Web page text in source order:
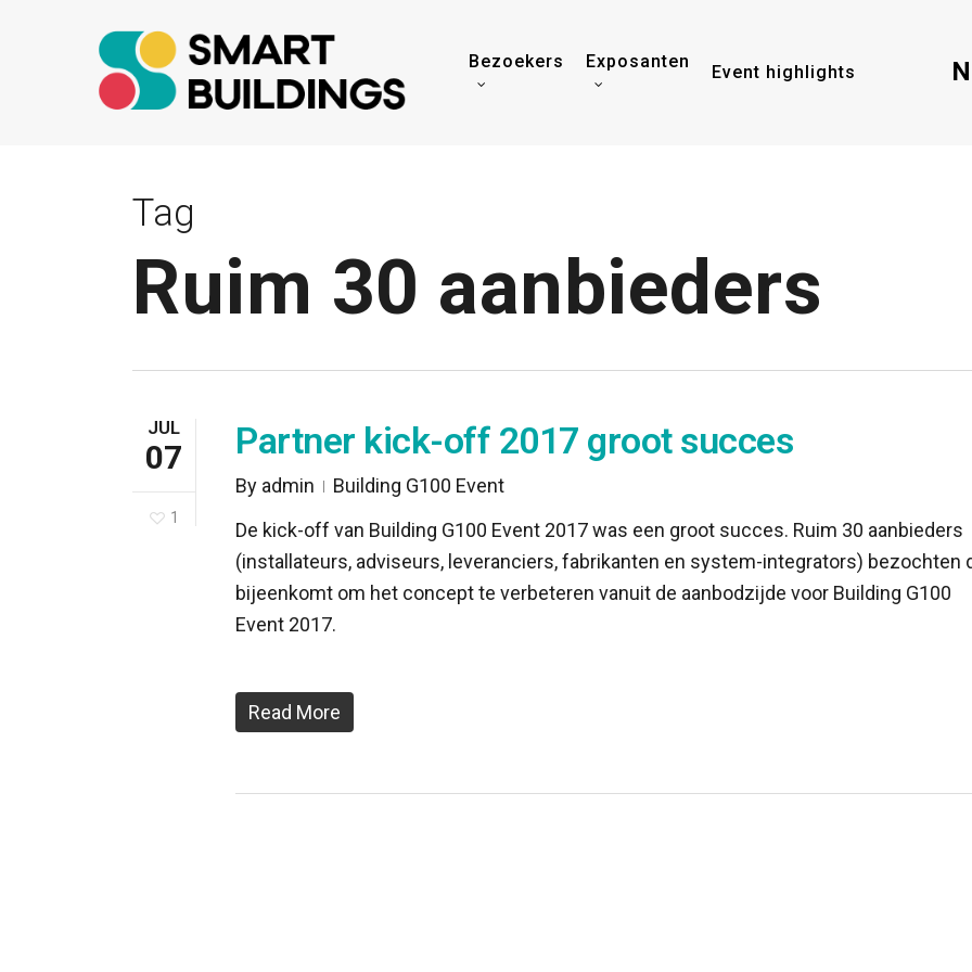
Bezoekers Exposanten
Event highlights
Tag
Ruim 30 aanbieders
JUL
07
1
Partner kick-off 2017 groot succes
By admin
Building G100 Event
De kick-off van Building G100 Event 2017 was een groot succes. Ruim 30 aanbieders
(installateurs, adviseurs, leveranciers, fabrikanten en system-integrators) bezochten
bijeenkomt om het concept te verbeteren vanuit de aanbodzijde voor Building G100
Event 2017.
Read More